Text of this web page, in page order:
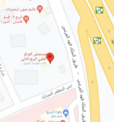
طبيب عيون اطفال في الرياض